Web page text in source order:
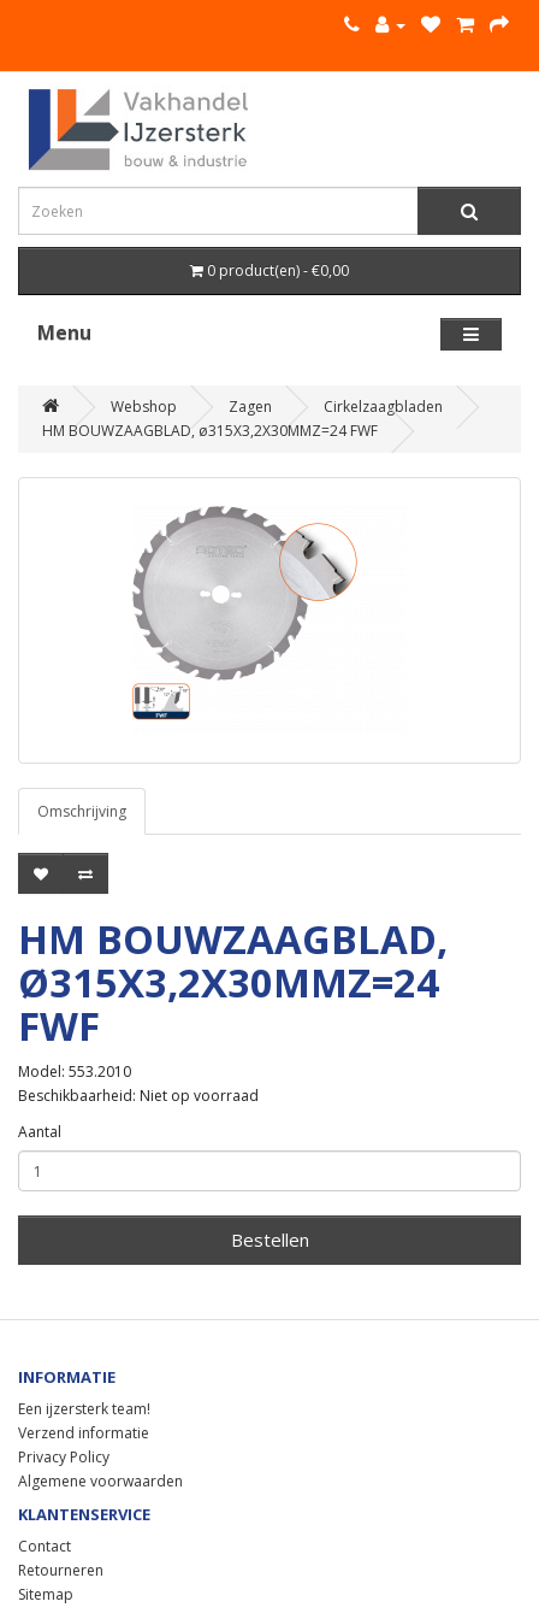
0 product(en) - €0,00
Menu
Webshop Zagen
Cirkelzaagbladen
HM BOUWZAAGBLAD, ø315X3,2X30MMZ=24 FWF
Omschrijving
HM BOUWZAAGBLAD,
Ø315X3,2X30MMZ=24
FWF
Model: 553.2010
Beschikbaarheid: Niet op voorraad
Aantal
Bestellen
INFORMATIE
Een ijzersterk team!
Verzend informatie
Privacy Policy
Algemene voorwaarden
KLANTENSERVICE
Contact
Retourneren
Sitemap